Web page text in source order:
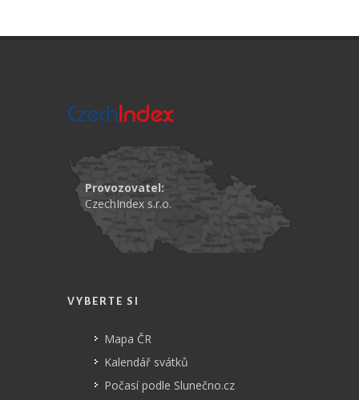
Provozovatel:
CzechIndex s.r.o.
VYBERTE SI
Mapa ČR
Kalendář svátků
Počasí podle Slunečno.cz